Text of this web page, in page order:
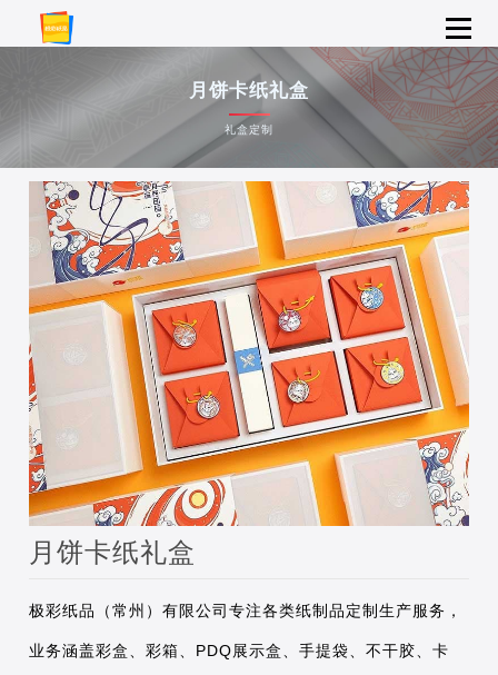
月饼卡纸礼盒
礼盒定制
月饼卡纸礼盒
极彩纸品（常州）有限公司专注各类纸制品定制生产服务，
业务涵盖彩盒、彩箱、PDQ展示盒、手提袋、不干胶、卡